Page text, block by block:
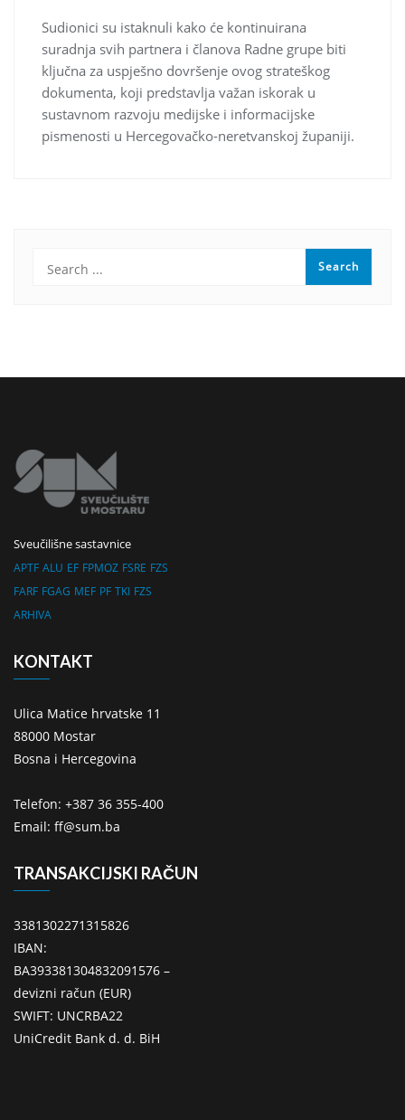
Sudionici su istaknuli kako će kontinuirana
suradnja svih partnera i članova Radne grupe biti
ključna za uspješno dovršenje ovog strateškog
dokumenta, koji predstavlja važan iskorak u
sustavnom razvoju medijske i informacijske
pismenosti u Hercegovačko-neretvanskoj županiji.
Sveučilišne sastavnice
APTF ALU EF FPMOZ FSRE FZS
FARF FGAG MEF PF TKI FZS
ARHIVA
KONTAKT
Ulica Matice hrvatske 11
88000 Mostar
Bosna i Hercegovina
Telefon: +387 36 355-400
Email: ff@sum.ba
TRANSAKCIJSKI RAČUN
3381302271315826
IBAN:
BA393381304832091576 –
devizni račun (EUR)
SWIFT: UNCRBA22
UniCredit Bank d. d. BiH